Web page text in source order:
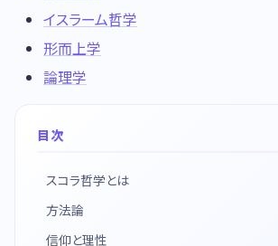
イスラーム哲学
形而上学
論理学
目次
スコラ哲学とは
方法論
信仰と理性